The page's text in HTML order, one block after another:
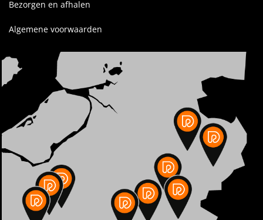
Bezorgen en afhalen
Algemene voorwaarden